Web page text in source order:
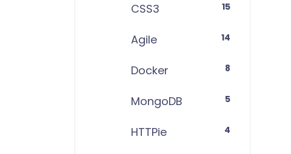
CSS3 15
Agile 14
Docker 8
MongoDB 5
HTTPie 4